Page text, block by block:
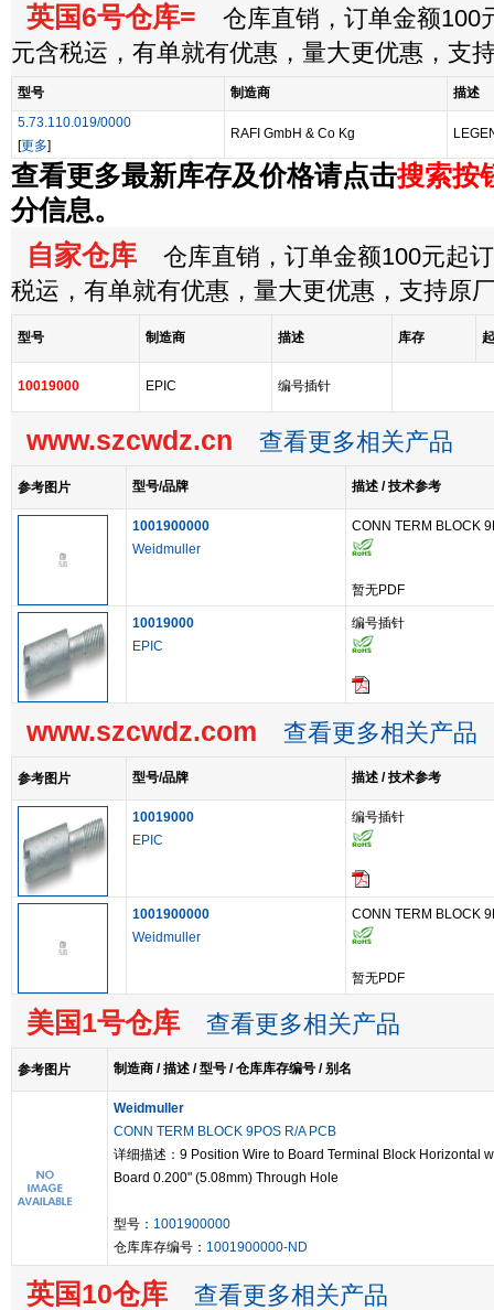
英国6号仓库= 仓库直销，订单金额100
元含税运，有单就有优惠，量大更优惠，支
型号 制造商
描述
5.73.110.019/0000
[更多]
RAFI GmbH & Co Kg
查看更多最新库存及价格请点击搜索按
分信息。
自家仓库 仓库直销，订单金额100元起
税运，有单就有优惠，量大更优惠，支持原
型号 制造商 描述 库存
10019000 EPIC 编号插针
www.szcwdz.cn 查看更多相关产品
参考图片 型号/品牌 描述 / 技术参考
1001900000
Weidmuller
CONN TERM BLOCK
暂无PDF
10019000
EPIC
编号插针
www.szcwdz.com 查看更多相关产品
参考图片 型号/品牌 描述 / 技术参考
10019000
EPIC
编号插针
1001900000
Weidmuller
CONN TERM BLOCK
暂无PDF
美国1号仓库 查看更多相关产品
参考图片 制造商 / 描述 / 型号 / 仓库库存编号 / 别名
Weidmuller
CONN TERM BLOCK 9POS R/A PCB
详细描述：9 Position Wire to Board Terminal Block Horizontal
Board 0.200" (5.08mm) Through Hole
型号： 1001900000
仓库库存编号： 1001900000-ND
英国10仓库 查看更多相关产品